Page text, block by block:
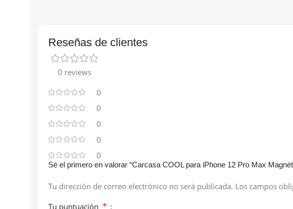
Reseñas de clientes
0 reviews
0
0
0
0
0
Sé el primero en valorar “Carcasa COOL para iPhone 12 Pro Max
Tu dirección de correo electrónico no será publicada. Los campos
Tu puntuación *